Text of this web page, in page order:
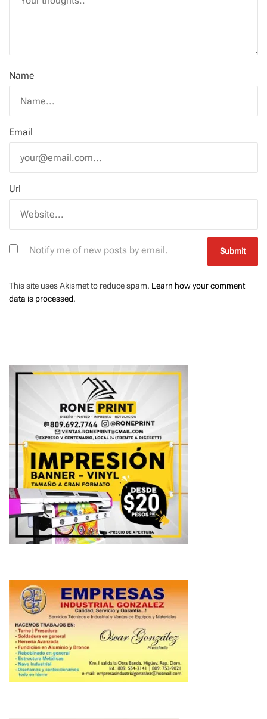
Name
Email
Url
Notify me of new posts by email.
This site uses Akismet to reduce spam. Learn how your comment
data is processed.